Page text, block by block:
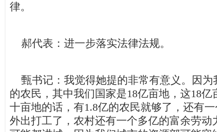
律。
郝代表：进一步落实法律法规。
甄书记：我觉得她提的非常有意义。因为
的农民，其中我们国家是18亿亩地，这18
十亩地的话，有1.8亿的农民就够了，还有
外出打工了，农村还有一个多亿的富余劳动